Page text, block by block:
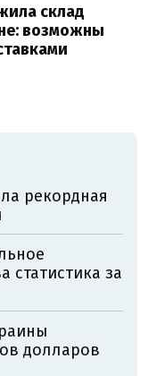
склад
возможны
рекордная
статистика за
долларов